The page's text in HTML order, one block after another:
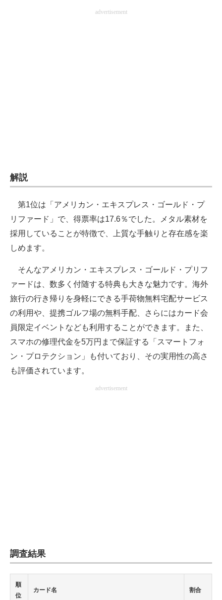
エネルギーの専門メディア
建設×テクノロジーの最前線
ちょっと気になるネットの話題
advertisement
解説
第1位は「アメリカン・エキスプレス・ゴールド・プ
リファード」で、得票率は17.6％でした。メタル素材を
採用していることが特徴で、上質な手触りと存在感を楽
しめます。
そんなアメリカン・エキスプレス・ゴールド・プリフ
ァードは、数多く付随する特典も大きな魅力です。海外
旅行の行き帰りを身軽にできる手荷物無料宅配サービス
の利用や、提携ゴルフ場の無料手配、さらにはカード会
員限定イベントなども利用することができます。また、
スマホの修理代金を5万円まで保証する「スマートフォ
ン・プロテクション」も付いており、その実用性の高さ
も評価されています。
advertisement
調査結果
順
位
カード名 割合